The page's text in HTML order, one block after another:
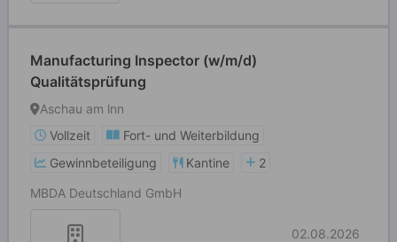
Manufacturing Inspector (w/m/d)
Qualitätsprüfung
Aschau am lnn
Vollzeit
Fort- und Weiterbildung
Gewinnbeteiligung
Kantine
2
MBDA Deutschland GmbH
02.08.2026